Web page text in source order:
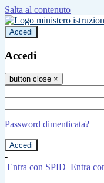
Salta al contenuto
Accedi
Accedi
button close ×
Password dimenticata?
-
Entra con SPID Entra